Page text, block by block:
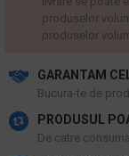
GARANTAM
​Bucura-te de
PRODUSUL
De catre
produselor
produselor